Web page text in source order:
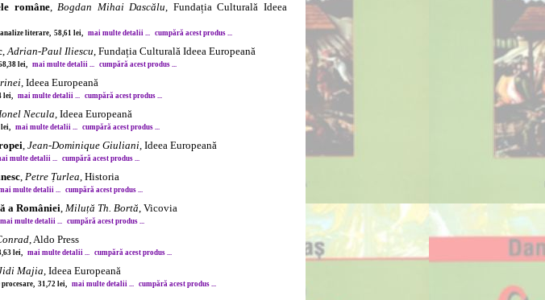
române,Bogdan Mihai Dascălu, Fundația Culturală Ideea
literare, 58,61 lei, mai multe detalii ... cumpără acest produs ...
,Adrian-Paul Iliescu, Fundația Culturală Ideea Europeană
lei, mai multe detalii ... cumpără acest produs ...
, Ideea Europeană
lei, mai multe detalii ... cumpără acest produs ...
Necula, Ideea Europeană
lei, mai multe detalii ... cumpără acest produs ...
, Jean-Dominique Giuliani, Ideea Europeană
multe detalii ... cumpără acest produs ...
, Petre Țurlea, Historia
multe detalii ... cumpără acest produs ...
a României, Miluță Th. Bortă, Vicovia
mai multe detalii ... cumpără acest produs ...
, Aldo Press
lei, mai multe detalii ... cumpără acest produs ...
Majia, Ideea Europeană
31,72 lei, mai multe detalii ... cumpără acest produs ...